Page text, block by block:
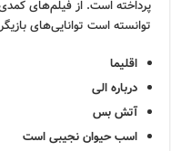
پرداخته است. از فیلم‌های
توانسته است توانایی‌های
اقلیما
درباره الی
آتش بس
اسب حیوان نجیبی است